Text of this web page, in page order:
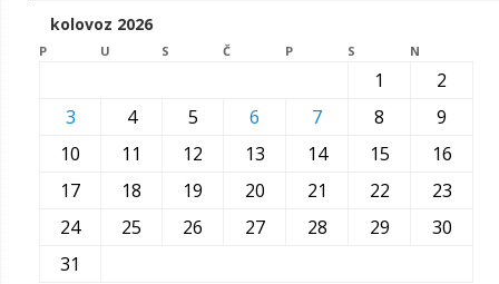
kolovoz 2026
P U S Č P S N
1
2
3
4 5 6 7 8
9
10
11 12 13 14 15
16
17
18 19 20 21 22
23
24
25 26 27 28 29
30
31